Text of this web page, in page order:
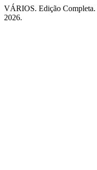
VÁRIOS. Edição Completa.
2026.